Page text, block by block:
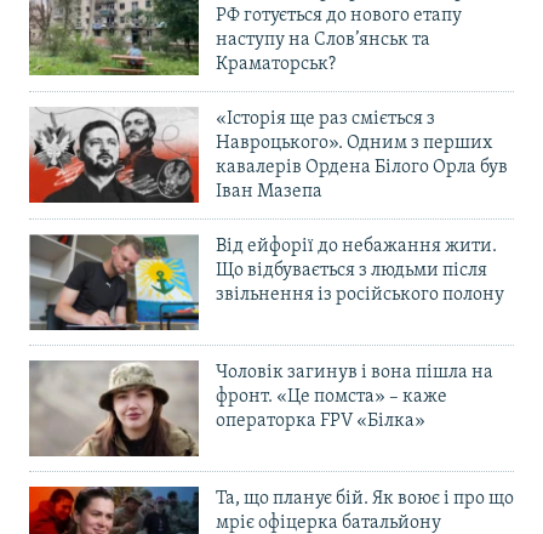
РФ готується до нового етапу
наступу на Слов’янськ та
Краматорськ?
«Історія ще раз сміється з
Навроцького». Одним з перших
кавалерів Ордена Білого Орла був
Іван Мазепа
Від ейфорії до небажання жити.
Що відбувається з людьми після
звільнення із російського полону
Чоловік загинув і вона пішла на
фронт. «Це помста» – каже
операторка FPV «Білка»
Та, що планує бій. Як воює і про що
мріє офіцерка батальйону